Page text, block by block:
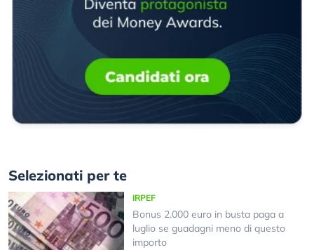
Selezionati per te
IRPEF
Bonus 2.000 euro in busta paga a
luglio se guadagni meno di questo
importo